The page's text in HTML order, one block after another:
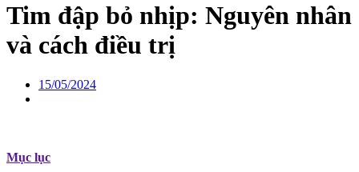
Tim đập bỏ nhịp: Nguyên nhân
và cách điều trị
15/05/2024
Mục lục